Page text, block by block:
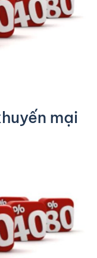
mại